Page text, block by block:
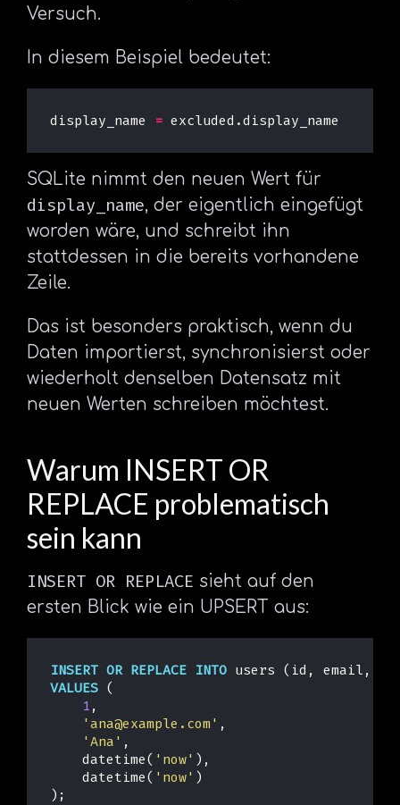
Versuch.
In diesem Beispiel bedeutet:
display_name = excluded .display_name
SQLite nimmt den neuen Wert für
display_name, der eigentlich eingefügt
worden wäre, und schreibt ihn
stattdessen in die bereits vorhandene
Zeile.
Das ist besonders praktisch, wenn du
Daten importierst, synchronisierst oder
wiederholt denselben Datensatz mit
neuen Werten schreiben möchtest.
Warum INSERT OR
REPLACE problematisch
sein kann
INSERT OR REPLACE sieht auf den
ersten Blick wie ein UPSERT aus:
INSERT OR REPLACE INTO users ( id , email ,
VALUES (
1 ,
'ana@example.com' ,
'Ana' ,
datetime( 'now' ),
datetime( 'now' )
);